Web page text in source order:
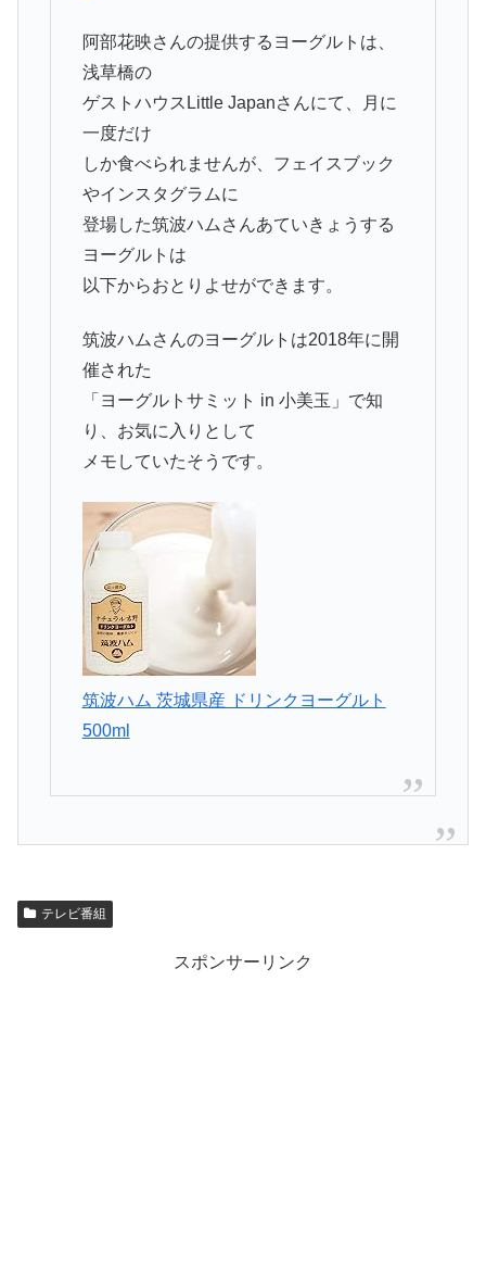
阿部花映さんの提供するヨーグルトは、
浅草橋の
ゲストハウスLittle Japanさんにて、月に
一度だけ
しか食べられませんが、フェイスブック
やインスタグラムに
登場した筑波ハムさんあていきょうする
ヨーグルトは
以下からおとりよせができます。
筑波ハムさんのヨーグルトは2018年に開
催された
「ヨーグルトサミット in 小美玉」で知
り、お気に入りとして
メモしていたそうです。
筑波ハム 茨城県産 ドリンクヨーグルト
500ml
テレビ番組
スポンサーリンク